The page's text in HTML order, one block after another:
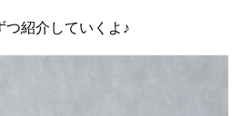
つ紹介していくよ♪